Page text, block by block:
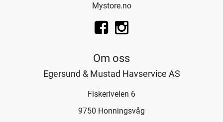
Mystore.no
Om oss
Egersund & Mustad Havservice AS
Fiskeriveien 6
9750 Honningsvåg